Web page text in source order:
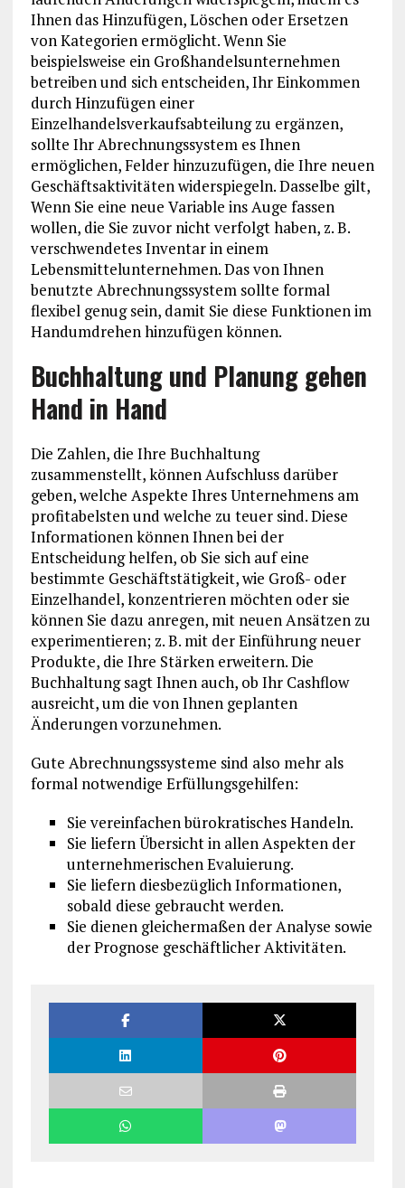
Ihnen das Hinzufügen, Löschen oder Ersetzen
von Kategorien ermöglicht. Wenn Sie
beispielsweise ein Großhandelsunternehmen
betreiben und sich entscheiden, Ihr Einkommen
durch Hinzufügen einer
Einzelhandelsverkaufsabteilung zu ergänzen,
sollte Ihr Abrechnungssystem es Ihnen
ermöglichen, Felder hinzuzufügen, die Ihre neuen
Geschäftsaktivitäten widerspiegeln. Dasselbe gilt,
Wenn Sie eine neue Variable ins Auge fassen
wollen, die Sie zuvor nicht verfolgt haben, z. B.
verschwendetes Inventar in einem
Lebensmittelunternehmen. Das von Ihnen
benutzte Abrechnungssystem sollte formal
flexibel genug sein, damit Sie diese Funktionen im
Handumdrehen hinzufügen können.
Buchhaltung und Planung gehen
Hand in Hand
Die Zahlen, die Ihre Buchhaltung
zusammenstellt, können Aufschluss darüber
geben, welche Aspekte Ihres Unternehmens am
profitabelsten und welche zu teuer sind. Diese
Informationen können Ihnen bei der
Entscheidung helfen, ob Sie sich auf eine
bestimmte Geschäftstätigkeit, wie Groß- oder
Einzelhandel, konzentrieren möchten oder sie
können Sie dazu anregen, mit neuen Ansätzen zu
experimentieren; z. B. mit der Einführung neuer
Produkte, die Ihre Stärken erweitern. Die
Buchhaltung sagt Ihnen auch, ob Ihr Cashflow
ausreicht, um die von Ihnen geplanten
Änderungen vorzunehmen.
Gute Abrechnungssysteme sind also mehr als
formal notwendige Erfüllungsgehilfen:
Sie vereinfachen bürokratisches Handeln.
Sie liefern Übersicht in allen Aspekten der
unternehmerischen Evaluierung.
Sie liefern diesbezüglich Informationen,
sobald diese gebraucht werden.
Sie dienen gleichermaßen der Analyse sowie
der Prognose geschäftlicher Aktivitäten.